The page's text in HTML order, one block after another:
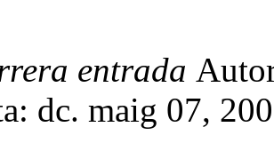
entrada
dc. maig 07,